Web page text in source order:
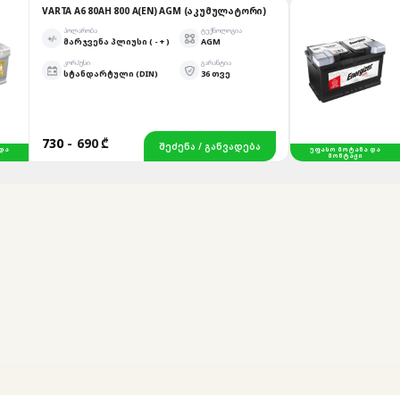
VARTA A6 80AH 800 A(EN) AGM (ᲐᲙᲣᲛᲣᲚᲐᲢᲝᲠᲘ)
ᲛᲐᲠᲯᲕᲔᲜᲐ ᲞᲚᲘᲣᲡᲘ ( - + )
ᲢᲔᲥᲜᲝᲚᲝᲒᲘᲐ
AGM
ᲡᲢᲐᲜᲓᲐᲠᲢᲣᲚᲘ (DIN) 36 ᲗᲕᲔ
730 690 ₾ ᲨᲔᲫᲔᲜᲐ / ᲒᲐᲜᲕᲐᲓᲔᲑᲐ ᲣᲤᲐᲡᲝ ᲛᲝᲢᲐᲜᲐ ᲓᲐ
ᲛᲝᲜᲢᲐᲟᲘ
680